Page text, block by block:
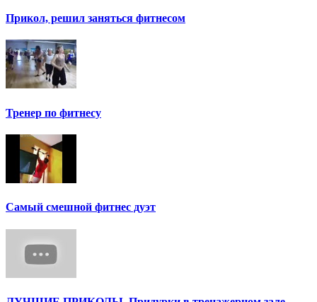
Прикол, решил заняться фитнесом
Тренер по фитнесу
Самый смешной фитнес дуэт